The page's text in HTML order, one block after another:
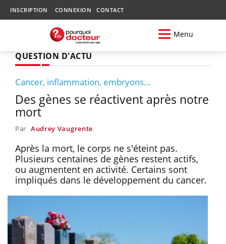
INSCRIPTION CONNEXION CONTACT
Menu
QUESTION D'ACTU
Cancer, inflammation, embryons…
Des gènes se réactivent après notre
mort
Par Audrey Vaugrente
Après la mort, le corps ne s'éteint pas.
Plusieurs centaines de gènes restent actifs,
ou augmentent en activité. Certains sont
impliqués dans le développement du cancer.